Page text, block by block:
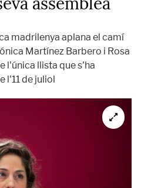
madrilenya aplana el camí
Martínez Barbero i Rosa
l'única llista que s'ha
l'11 de juliol